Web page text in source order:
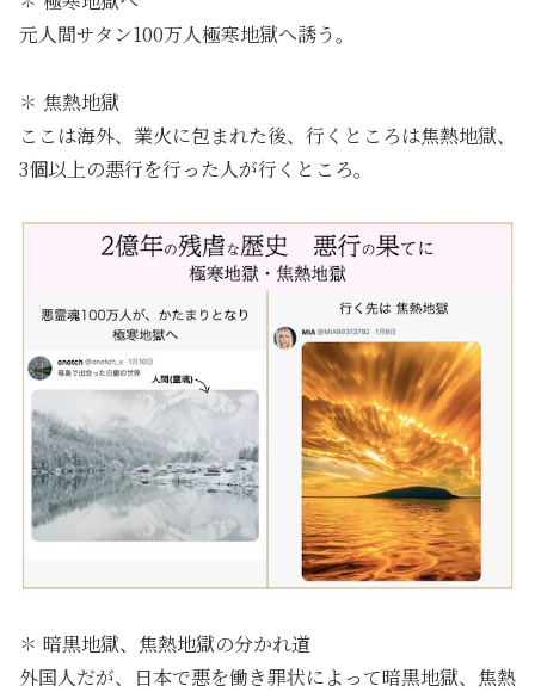
元人間サタン100万人極寒地獄へ誘う。
✽ 焦熱地獄
ここは海外、業火に包まれた後、行くところは焦熱地獄、
3個以上の悪行を行った人が行くところ。
✽ 暗黒地獄、焦熱地獄の分かれ道
外国人だが、日本で悪を働き罪状によって暗黒地獄、焦熱